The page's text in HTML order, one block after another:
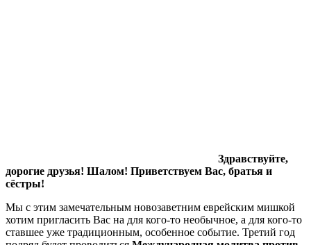
Здравствуйте,
дорогие друзья! Шалом! Приветствуем Вас, братья и
сёстры!
Мы с этим замечательным новозаветним еврейским мишкой
хотим пригласить Вас на для кого-то необычное, а для кого-то
ставшее уже традиционным, особенное событие. Третий год